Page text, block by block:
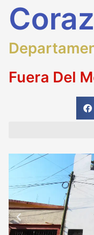
Fuera Del